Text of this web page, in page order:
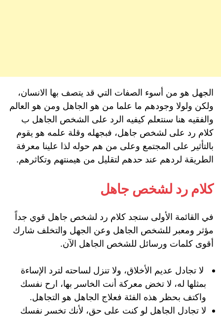
الجهل هو من أسوء الصفات التي قد يتصف بها الانسان،
ولكن ولولا وجودهم ما علما من هو الجاهل ومن هو العالم
والفقيه هنا سنتعلم كيفيه الرد على الشخص الجاهل ب
كلام رد على لشخص جاهل، فبجهله وقلة علمه هو يقوم
بالتأثير على المجتمع وعلى من هم حوله لذا علينا معرفة
الطريقة لردهم عند حدهم لتقليل من هيمنتهم وتكاثرهم.
كلام رد لشخص جاهل
في القائمة الأولى ستجد كلام رد لشخص جاهل قوي جداً
مؤثر ومعبر للشخص الجاهل وعن الجهل والتخلف شارك
أقوى كلمات ورسائل للشخص الجاهل الآن.
لا تجادل عديم الأخلاق، ولا تنزل لساحته لترد الإساءة
بمثلها له، لا تخض معركة أنت الخاسر بها، ارح نفسك
واكتف بحظر هذه الفئة فعلاج الجاهل هو التجاهل.
لا تجادل الجاهل لو كنت على حق، لأنك تخسر نفسك